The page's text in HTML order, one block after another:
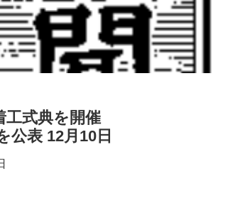
式典を開催
公表 12月10日